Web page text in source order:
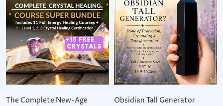
The Complete New-Age
Obsidian Tall Generator